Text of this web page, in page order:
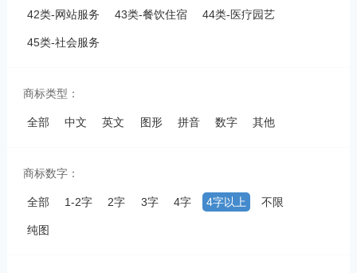
42类-网站服务 43类-餐饮住宿 44类-医疗园艺
45类-社会服务
商标类型：
全部 中文 英文 图形 拼音 数字 其他
商标数字：
全部 1-2字 2字 3字 4字 4字以上 不限
纯图